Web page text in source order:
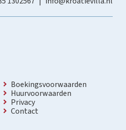
Boekingsvoorwaarden
Huurvoorwaarden
Privacy
Contact